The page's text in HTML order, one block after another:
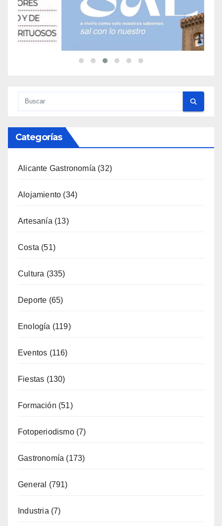
Categorías
Alicante Gastronomía
Alojamiento(34)
Artesanía(13)
Costa(51)
Cultura(335)
Deporte (65)
Enología(119)
Eventos(116)
Fiestas(130)
Formación(51)
Fotoperiodismo